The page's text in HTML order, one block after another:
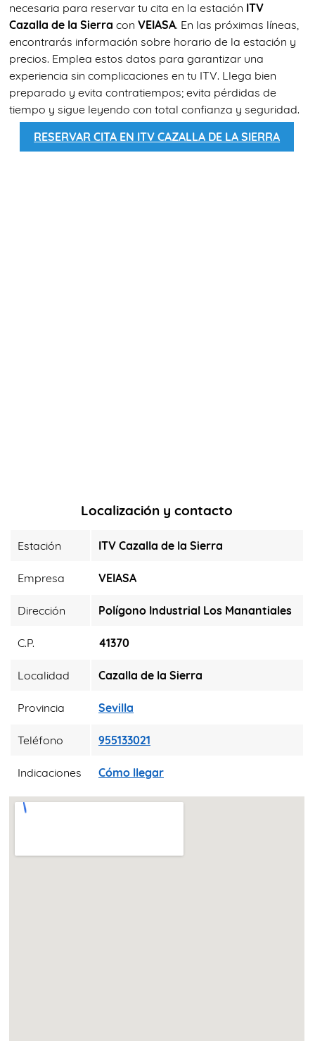
necesaria para reservar tu cita en la estación ITV
Cazalla de la Sierra con VEIASA. En las próximas líneas,
encontrarás información sobre horario de la estación y
precios. Emplea estos datos para garantizar una
experiencia sin complicaciones en tu ITV. Llega bien
preparado y evita contratiempos; evita pérdidas de
tiempo y sigue leyendo con total confianza y seguridad.
RESERVAR CITA EN ITV CAZALLA DE LA SIERRA
Localización y contacto
Estación ITV Cazalla de la Sierra
Empresa VEIASA
Dirección Polígono Industrial Los Manantiales
C.P. 41370
Localidad Cazalla de la Sierra
Provincia Sevilla
Teléfono 955133021
Indicaciones Cómo llegar